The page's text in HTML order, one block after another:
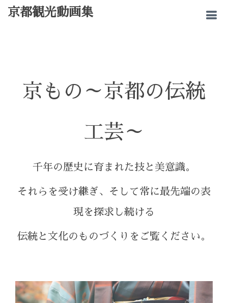
京都観光動画集
京もの～京都の伝統
工芸～
千年の歴史に育まれた技と美意識。
それらを受け継ぎ、そして常に最先端の表
現を探求し続ける
伝統と文化のものづくりをご覧ください。